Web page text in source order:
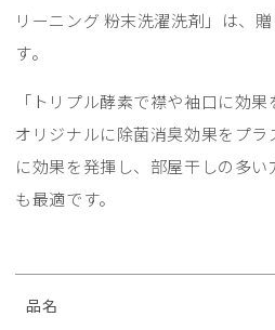
リーニング 粉末洗濯洗剤」は、
す。
「トリプル酵素で襟や袖口に効果
オリジナルに除菌消臭効果をプ
に効果を発揮し、部屋干しの多
も最適です。
品名